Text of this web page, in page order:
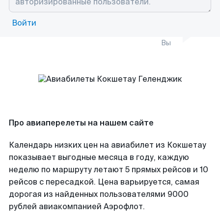
Войти
Вы
Про авиаперелеты на нашем сайте
Календарь низких цен на авиабилет из Кокшетау
показывает выгодные месяца в году, каждую
неделю по маршруту летают 5 прямых рейсов и 10
рейсов с пересадкой. Цена варьируется, самая
дорогая из найденных пользователями 9000
рублей авиакомпанией Аэрофлот.